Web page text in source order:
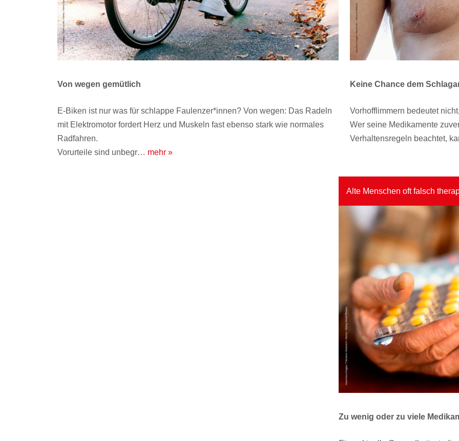
Von wegen gemütlich
E-Biken ist nur was für schlappe Faulenzer*innen? Von wegen: Das Radeln
mit Elektromotor fordert Herz und Muskeln fast ebenso stark wie normales
Radfahren.
Vorurteile sind unbegr… mehr »
Keine Chance dem
Vorhofflimmern bedeutet
Wer seine Medikamente
Verhaltensregeln beachtet,
Alte Menschen oft falsch
Zu wenig oder zu viele